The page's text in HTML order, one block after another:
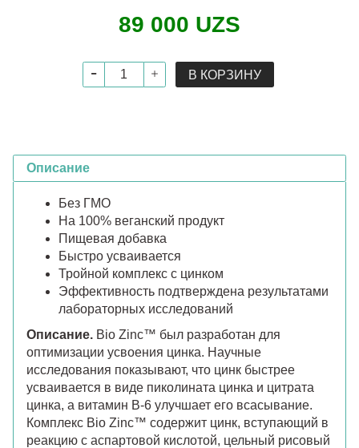
89 000 UZS
В КОРЗИНУ
Описание
Без ГМО
На 100% веганский продукт
Пищевая добавка
Быстро усваивается
Тройной комплекс с цинком
Эффективность подтверждена результатами
лабораторных исследований
Описание. Bio Zinc™ был разработан для
оптимизации усвоения цинка. Научные
исследования показывают, что цинк быстрее
усваивается в виде пиколината цинка и цитрата
цинка, а витамин В-6 улучшает его всасывание.
Комплекс Bio Zinc™ содержит цинк, вступающий в
реакцию с аспартовой кислотой, цельный рисовый